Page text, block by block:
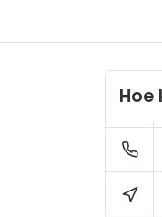
Hoe